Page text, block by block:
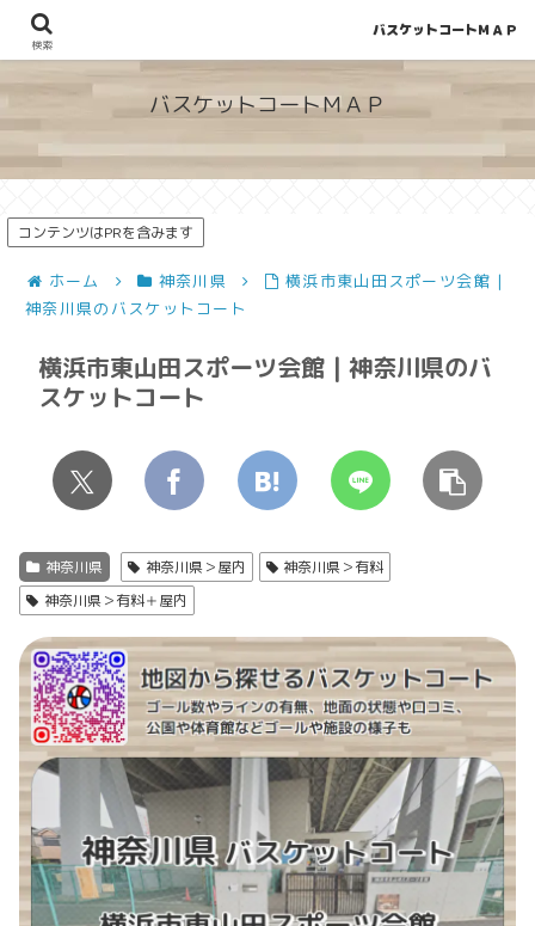
地図から探せる！穴場が見つかるバスケットコート情報
バスケットコートＭＡＰ
コンテンツはPRを含みます
ホーム 神奈川県
横浜市東山田スポーツ会館 |
神奈川県のバスケットコート
横浜市東山田スポーツ会館 | 神奈川県のバ
スケットコート
神奈川県 神奈川県＞屋内
神奈川県＞有料
神奈川県＞有料＋屋内
検索
バスケットコートＭＡＰ